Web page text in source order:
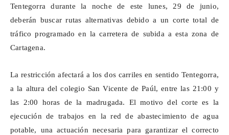
Tentegorra durante la noche de este lunes, 29 de junio,
deberán buscar rutas alternativas debido a un corte total de
tráfico programado en la carretera de subida a esta zona de
Cartagena.
La restricción afectará a los dos carriles en sentido Tentegorra,
a la altura del colegio San Vicente de Paúl, entre las 21:00 y
las 2:00 horas de la madrugada. El motivo del corte es la
ejecución de trabajos en la red de abastecimiento de agua
potable, una actuación necesaria para garantizar el correcto